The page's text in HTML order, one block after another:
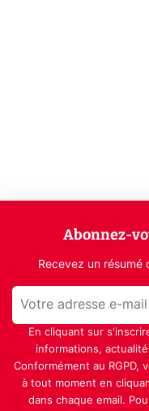
Abonnez-
Recevez un
En cliquant sur
informations,
Conformément au
à tout moment en
dans chaque email.